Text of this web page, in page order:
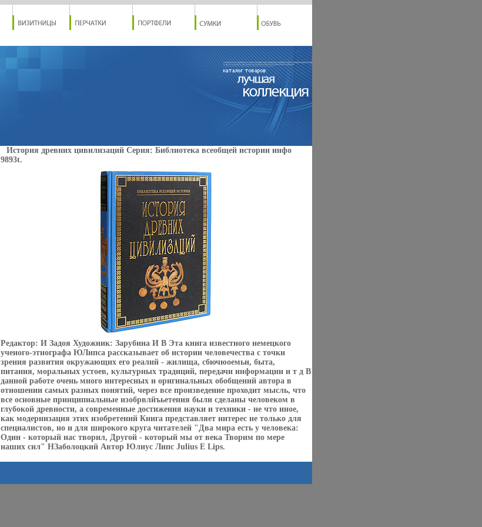
История древних цивилизаций Серия: Библиотека всеобщей истории инфо
9893t.
Редактор: И Задоя Художник: Зарубина И В Эта книга известного немецкого
ученого-этнографа ЮЛипса рассказывает об истории человечества с точки
зрения развития окружающих его реалий - жилища, сбючюоемьи, быта,
питания, моральных устоев, культурных традиций, передачи информации и т д В
данной работе очень много интересных и оригинальных обобщений автора в
отношении самых разных понятий, через все произведение проходит мысль, что
все основные принципиальные изобрвлйъьетения были сделаны человеком в
глубокой древности, а современные достижения науки и техники - не что иное,
как модернизация этих изобретений Книга представляет интерес не только для
специалистов, но и для широкого круга читателей "Два мира есть у человека:
Один - который нас творил, Другой - который мы от века Творим по мере
наших сил" НЗаболоцкий Автор Юлиус Липс Julius E Lips.